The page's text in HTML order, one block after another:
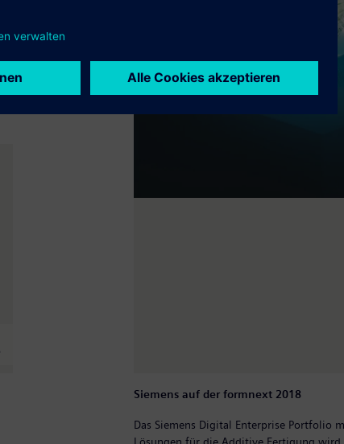
Siemens auf der formnext 2018
Das Siemens Digital Enterprise Portfolio
Lösungen für die Additive Fertigung